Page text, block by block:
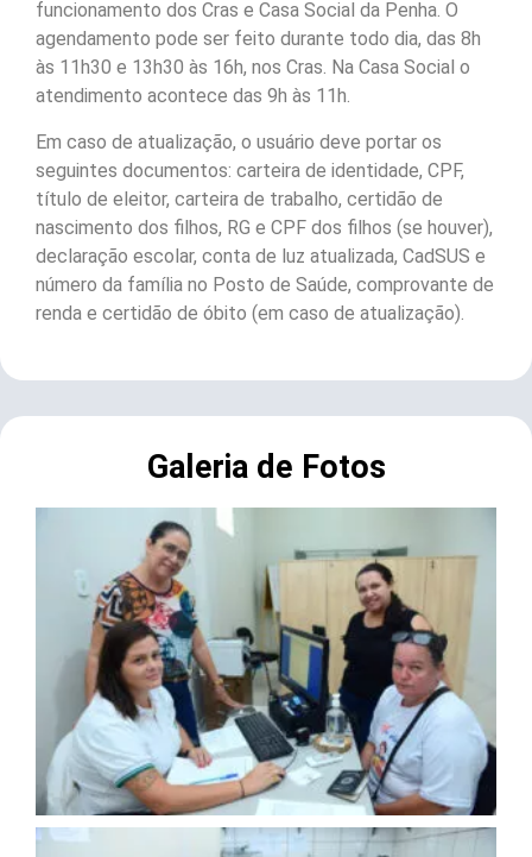
funcionamento dos Cras e Casa Social da Penha. O
agendamento pode ser feito durante todo dia, das 8h
às 11h30 e 13h30 às 16h, nos Cras. Na Casa Social o
atendimento acontece das 9h às 11h.
Em caso de atualização, o usuário deve portar os
seguintes documentos: carteira de identidade, CPF,
título de eleitor, carteira de trabalho, certidão de
nascimento dos filhos, RG e CPF dos filhos (se houver),
declaração escolar, conta de luz atualizada, CadSUS e
número da família no Posto de Saúde, comprovante de
renda e certidão de óbito (em caso de atualização).
Galeria de Fotos